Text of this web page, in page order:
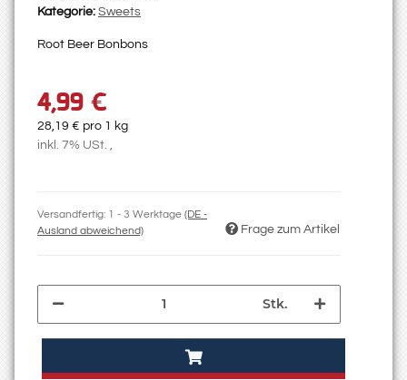
Kategorie: Sweets
Root Beer Bonbons
4,99 €
28,19 € pro 1 kg
inkl. 7% USt. ,
Versandfertig: 1 - 3 Werktage (DE -
Ausland abweichend)
Frage zum Artikel
Stk.